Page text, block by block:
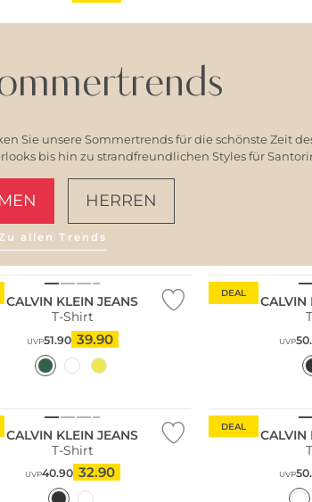
Sie unsere Sommertrends für die schönste Zeit
bis hin zu strandfreundlichen Styles für
HERREN
allen Trends
CALVIN KLEIN JEANS
T-Shirt
UVP51.90 39.90
DEAL
CALVIN
UVP
CALVIN KLEIN JEANS
T-Shirt
UVP40.90 32.90
DEAL
CALVIN
UVP